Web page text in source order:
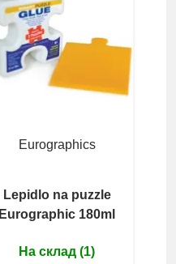
Eurographics
Lepidlo na puzzle
Eurographic 180ml
На склад (1)